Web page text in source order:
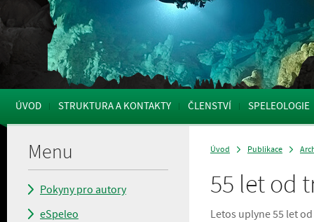
ÚVOD STRUKTURA A KONTAKTY ČLENSTVÍ SPELEOLOGIE
Menu
Pokyny pro autory
eSpeleo
Úvod Publikace
55 let od
Letos uplyne 55 let